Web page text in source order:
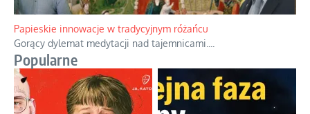
Papieskie innowacje w tradycyjnym różańcu
Gorący dylemat medytacji nad tajemnicami.
Popularne